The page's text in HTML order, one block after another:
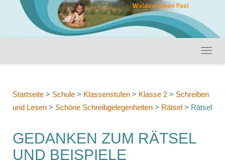
Startseite > Schule > Klassenstufen > Klasse 2 > Schreiben
und Lesen > Schöne Schreibgelegenheiten > Rätsel > Rätsel
GEDANKEN ZUM RÄTSEL
UND BEISPIELE